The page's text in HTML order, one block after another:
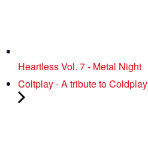
Heartless Vol. 7 - Metal Night
Coltplay - A tribute to Coldplay